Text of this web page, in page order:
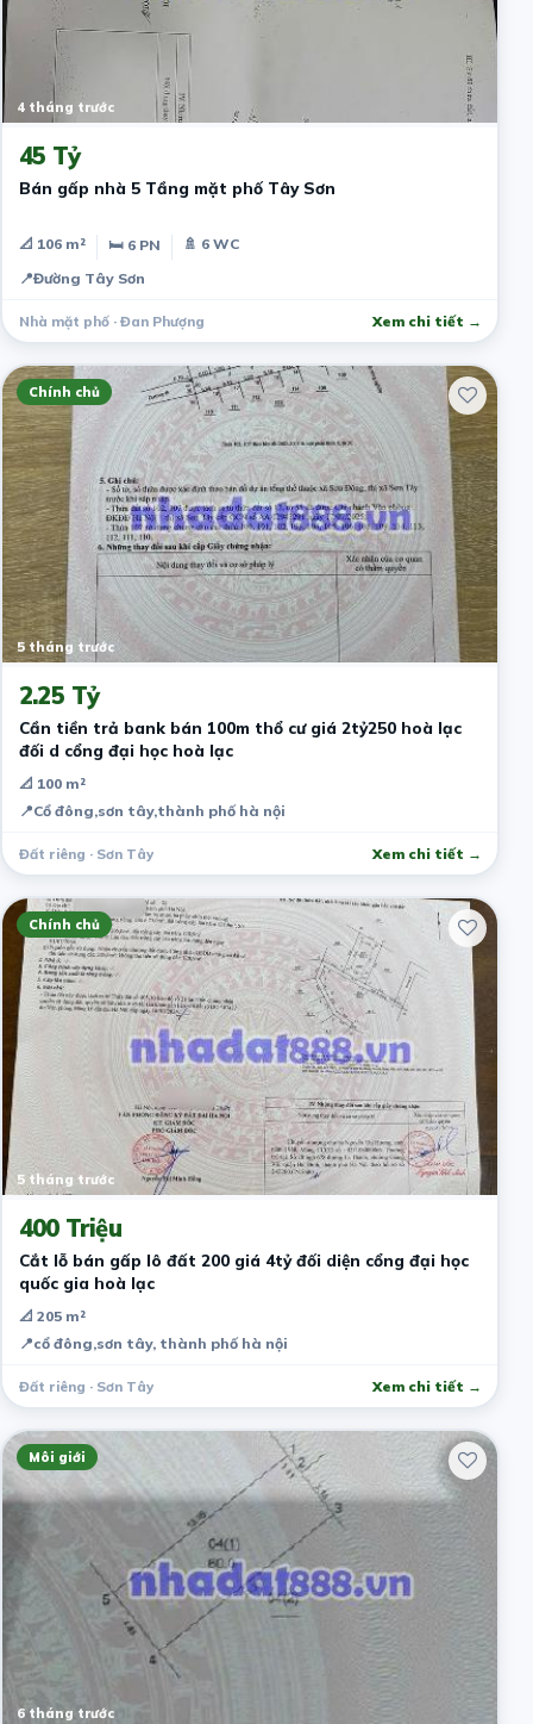
4 tháng trước
45 Tỷ
Bán gấp nhà 5 Tầng mặt phố Tây Sơn
📐 106 m² 🛏 6 PN
🚿 6 WC
📍Đường Tây Sơn
Nhà mặt phố · Đan Phượng Xem chi tiết →
Chính chủ
5 tháng trước
2.25 Tỷ
Cần tiền trả bank bán 100m thổ cư giá 2tỷ250 hoà lạc
đối d cổng đại học hoà lạc
📐 100 m²
📍Cổ đông,sơn tây,thành phố hà nội
Đất riêng · Sơn Tây Xem chi tiết →
Chính chủ
5 tháng trước
400 Triệu
Cắt lỗ bán gấp lô đất 200 giá 4tỷ đối diện cổng đại học
quốc gia hoà lạc
📐 205 m²
📍cổ đông,sơn tây, thành phố hà nội
Đất riêng · Sơn Tây Xem chi tiết →
Môi giới
6 tháng trước